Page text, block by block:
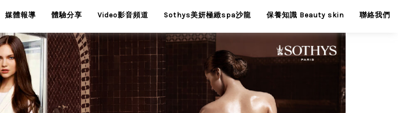
媒體報導 體驗分享 Video影音頻道 Sothys美妍極緻spa沙龍 保養知識 Beauty skin 聯絡我們